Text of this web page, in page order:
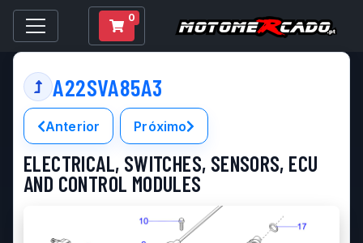
0
A22SVA85A3
Anterior Próximo
ELECTRICAL, SWITCHES, SENSORS, ECU
AND CONTROL MODULES